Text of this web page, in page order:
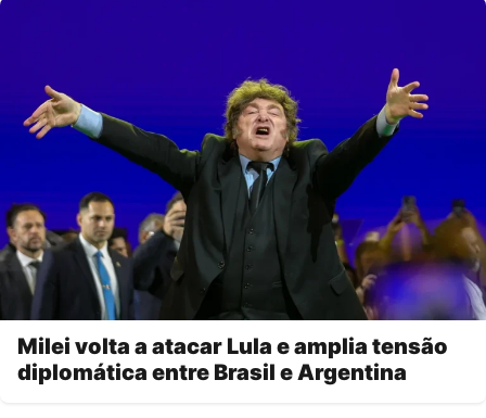
Milei volta a atacar Lula e amplia tensão
diplomática entre Brasil e Argentina